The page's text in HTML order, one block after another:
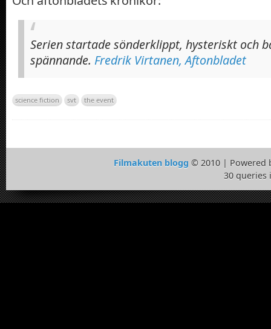
Serien startade sönderklippt, hysteriskt och
spännande. Fredrik Virtanen, Aftonbladet
science fiction svt the event
Filmakuten blogg © 2010 | Powered
30 queries